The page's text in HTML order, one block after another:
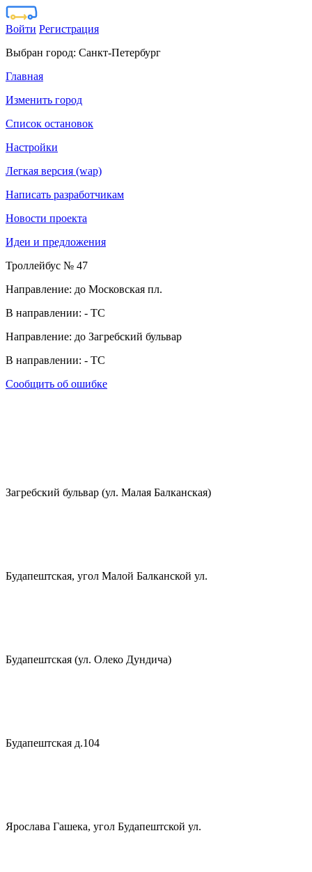
Войти Регистрация
Выбран город: Санкт-Петербург
Главная
Изменить город
Список остановок
Настройки
Легкая версия (wap)
Написать разработчикам
Новости проекта
Идеи и предложения
Троллейбус № 47
Направление: до Московская пл.
В направлении: - ТС
Направление: до Загребский бульвар
В направлении: - ТС
Сообщить об ошибке
Загребский бульвар (ул. Малая Балканская)
Будапештская, угол Малой Балканской ул.
Будапештская (ул. Олеко Дундича)
Будапештская д.104
Ярослава Гашека, угол Будапештской ул.